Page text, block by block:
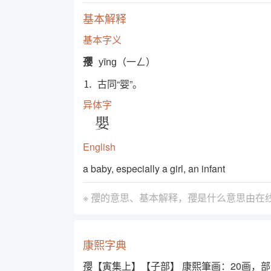
基本解释
基本字义
孾 yīng（一ㄥ）
⒈ 古同“婴”。
异体字
嬰
English
a baby, especially a girl, an infant
※ 孾的意思、基本解释，孾是什么意思由在
康熙字典
孾【寅集上】【子部】 康熙筆画：20画，